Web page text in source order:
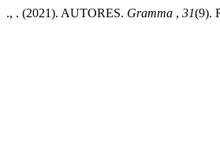
., . (2021). AUTORES. Gramma , 31(9).